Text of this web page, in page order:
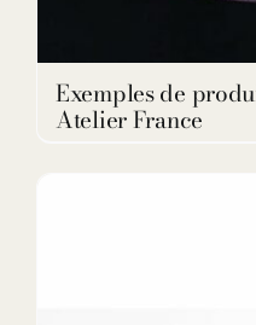
Exemples de
Atelier France